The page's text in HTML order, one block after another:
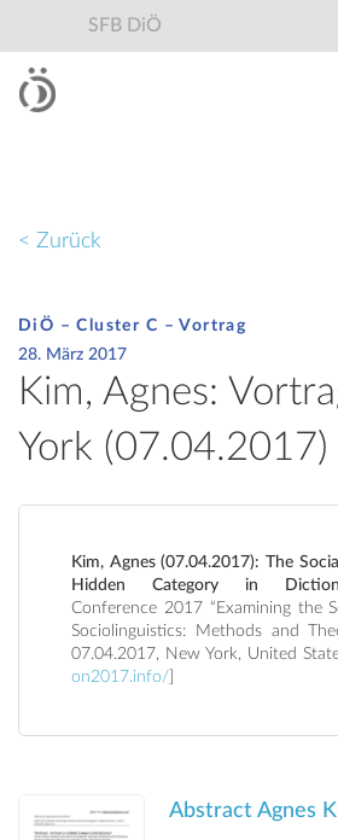
SFB DiÖ
< Zurück
DiÖ – Cluster C – Vortrag
28. März 2017
Kim, Agnes:
York (07.04.2017)
Kim, Agnes (07.04.2017): The
Hidden Category in
Conference 2017 “Examining the
Sociolinguistics: Methods and
on2017.info/
Abstract Agnes